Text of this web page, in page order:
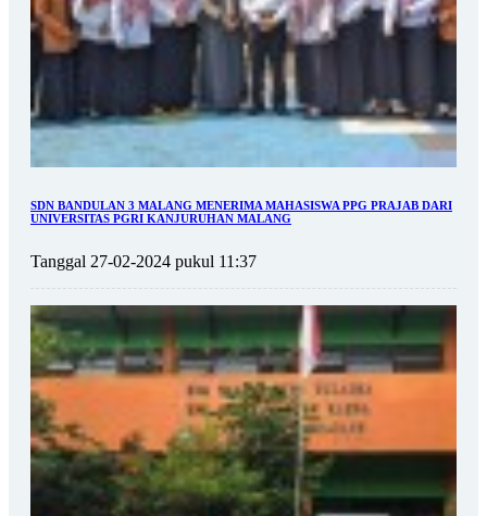
SDN BANDULAN 3 MALANG MENERIMA MAHASISWA PPG PRAJAB DARI
UNIVERSITAS PGRI KANJURUHAN MALANG
Tanggal 27-02-2024 pukul 11:37